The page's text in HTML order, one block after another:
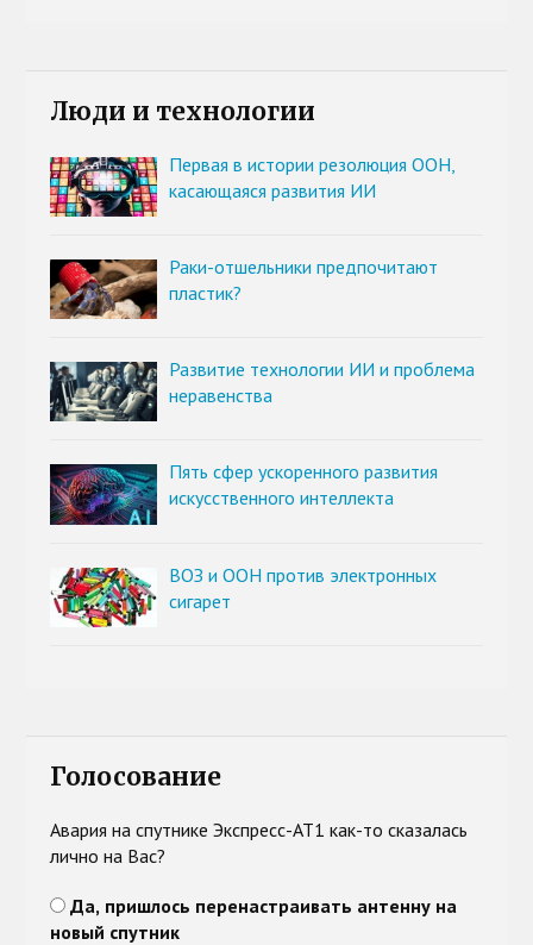
Люди и технологии
Первая в истории резолюция ООН,
касающаяся развития ИИ
Раки-отшельники предпочитают
пластик?
Развитие технологии ИИ и проблема
неравенства
Пять сфер ускоренного развития
искусственного интеллекта
ВОЗ и ООН против электронных
сигарет
Голосование
Авария на спутнике Экспресс-АТ1 как-то сказалась
лично на Вас?
Да, пришлось перенастраивать антенну на
новый спутник